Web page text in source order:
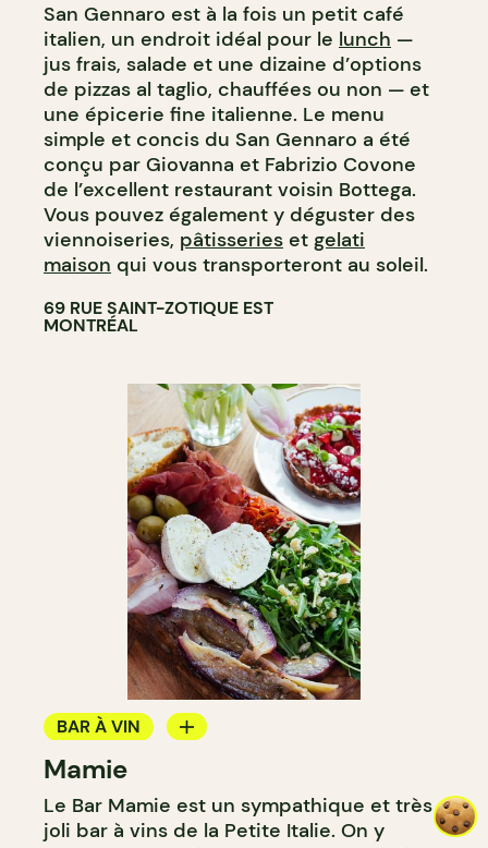
COMPTOIR
San Gennaro est à la fois un petit café
italien, un endroit idéal pour le lunch —
jus frais, salade et une dizaine d’options
de pizzas al taglio, chauffées ou non — et
une épicerie fine italienne. Le menu
simple et concis du San Gennaro a été
conçu par Giovanna et Fabrizio Covone
de l’excellent restaurant voisin Bottega.
Vous pouvez également y déguster des
viennoiseries, pâtisseries et gelati
maison qui vous transporteront au soleil.
69 RUE SAINT-ZOTIQUE EST
MONTRÉAL
BAR À VIN
CAVISTE
Mamie
Le Bar Mamie est un sympathique et très
joli bar à vins de la Petite Italie. On y